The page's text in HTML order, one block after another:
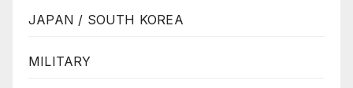
JAPAN / SOUTH KOREA
MILITARY